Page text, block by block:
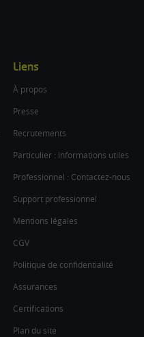
Liens
À propos
Presse
Recrutements
Particulier : informations utiles
Professionnel : Contactez-nous
Support professionnel
Mentions légales
CGV
Politique de confidentialité
Assurances
Certifications
Plan du site